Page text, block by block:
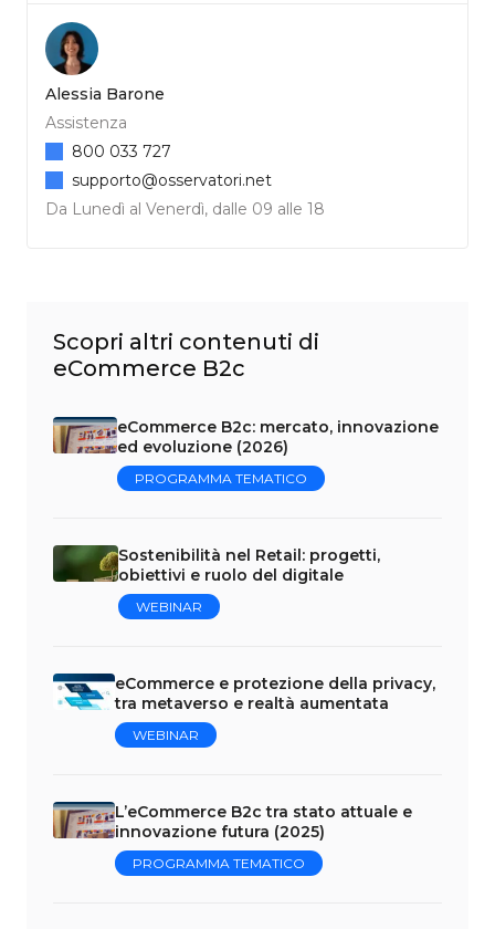
Alessia Barone
Assistenza
Da Lunedì al Venerdì, dalle 09 alle 18
800 033 727
supporto@osservatori.net
Scopri altri contenuti di
eCommerce B2c
eCommerce B2c: mercato, innovazione
ed evoluzione (2026)
PROGRAMMA TEMATICO
Sostenibilità nel Retail: progetti,
obiettivi e ruolo del digitale
WEBINAR
eCommerce e protezione della privacy,
tra metaverso e realtà aumentata
WEBINAR
L’eCommerce B2c tra stato attuale e
innovazione futura (2025)
PROGRAMMA TEMATICO